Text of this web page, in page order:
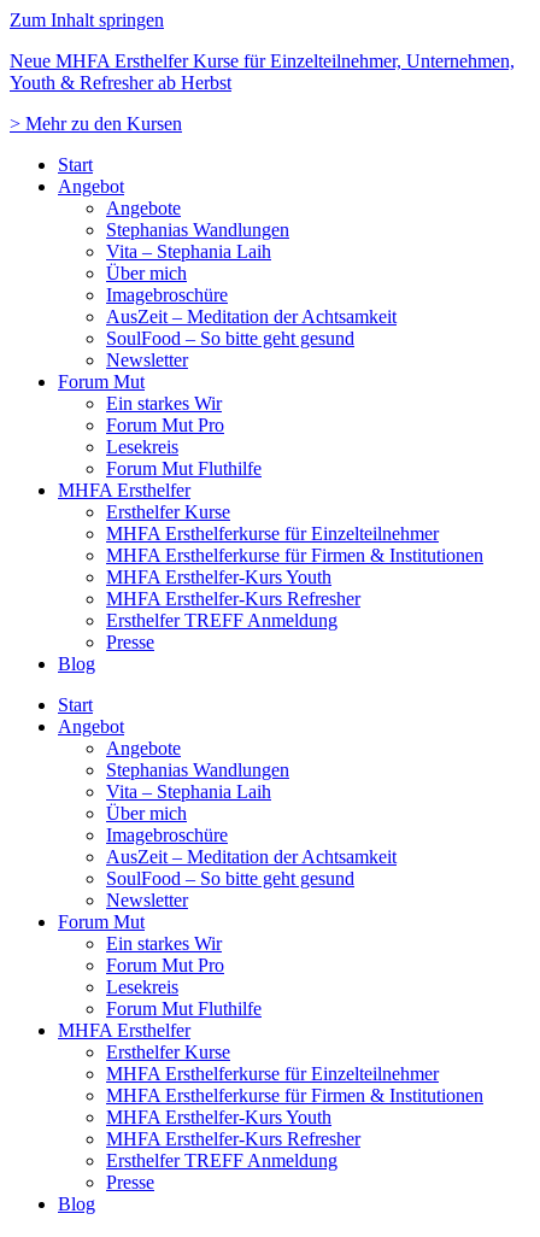
Zum Inhalt springen
Neue MHFA Ersthelfer Kurse für Einzelteilnehmer, Unternehmen,
Youth & Refresher ab Herbst
> Mehr zu den Kursen
Start
Angebot
Angebote
Stephanias Wandlungen
Vita – Stephania Laih
Über mich
Imagebroschüre
AusZeit – Meditation der Achtsamkeit
SoulFood – So bitte geht gesund
Newsletter
Forum Mut
Ein starkes Wir
Forum Mut Pro
Lesekreis
Forum Mut Fluthilfe
MHFA Ersthelfer
Ersthelfer Kurse
MHFA Ersthelferkurse für Einzelteilnehmer
MHFA Ersthelferkurse für Firmen & Institutionen
MHFA Ersthelfer-Kurs Youth
MHFA Ersthelfer-Kurs Refresher
Ersthelfer TREFF Anmeldung
Presse
Blog
Start
Angebot
Angebote
Stephanias Wandlungen
Vita – Stephania Laih
Über mich
Imagebroschüre
AusZeit – Meditation der Achtsamkeit
SoulFood – So bitte geht gesund
Newsletter
Forum Mut
Ein starkes Wir
Forum Mut Pro
Lesekreis
Forum Mut Fluthilfe
MHFA Ersthelfer
Ersthelfer Kurse
MHFA Ersthelferkurse für Einzelteilnehmer
MHFA Ersthelferkurse für Firmen & Institutionen
MHFA Ersthelfer-Kurs Youth
MHFA Ersthelfer-Kurs Refresher
Ersthelfer TREFF Anmeldung
Presse
Blog